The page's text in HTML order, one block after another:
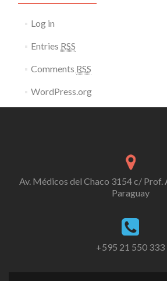
Log in
Entries RSS
Comments RSS
WordPress.org
Av. Médicos del Chaco 3154 c/ Prof.
Paraguay
+595 21 550 333